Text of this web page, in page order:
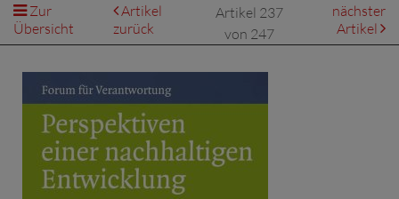
Zur
Übersicht
Artikel
zurück
Artikel 237
von 247
nächster
Artikel